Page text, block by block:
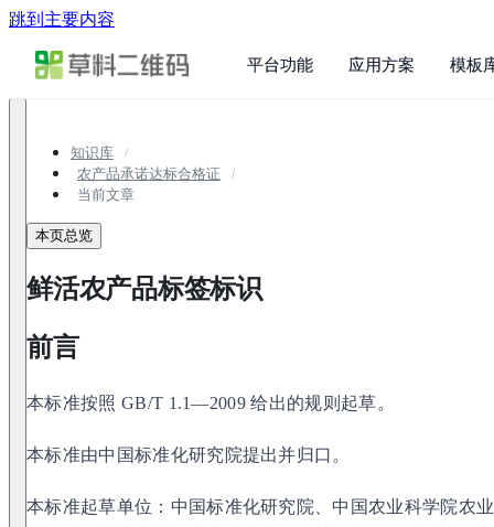
跳到主要内容
平台功能 应用方案 模板
知识库
农产品承诺达标合格证
当前文章
本页总览
鲜活农产品标签标识
前言
本标准按照 GB/T 1.1—2009 给出的规则起草。
本标准由中国标准化研究院提出并归口。
本标准起草单位：中国标准化研究院、中国农业科学院农